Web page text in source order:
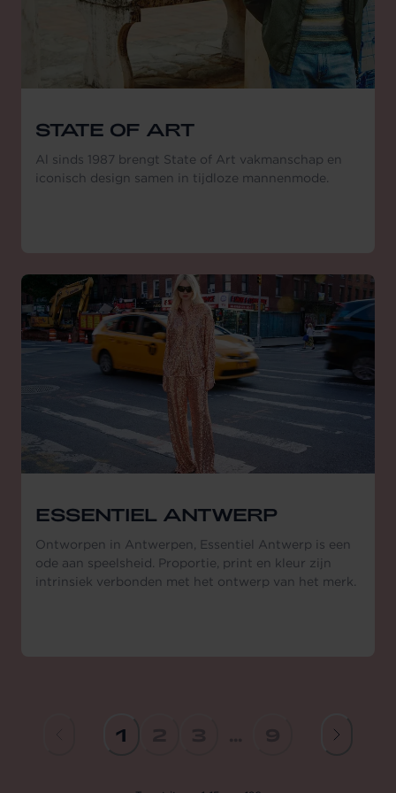
STATE OF ART
Al sinds 1987 brengt State of Art vakmanschap en
iconisch design samen in tijdloze mannenmode.
ESSENTIEL ANTWERP
Ontworpen in Antwerpen, Essentiel Antwerp is een
ode aan speelsheid. Proportie, print en kleur zijn
intrinsiek verbonden met het ontwerp van het merk.
1